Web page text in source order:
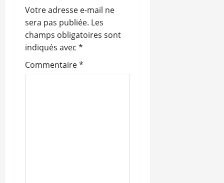
i
o
n
d
Votre adresse e-mail ne
sera pas publiée. Les
champs obligatoires sont
indiqués avec *
Commentaire*